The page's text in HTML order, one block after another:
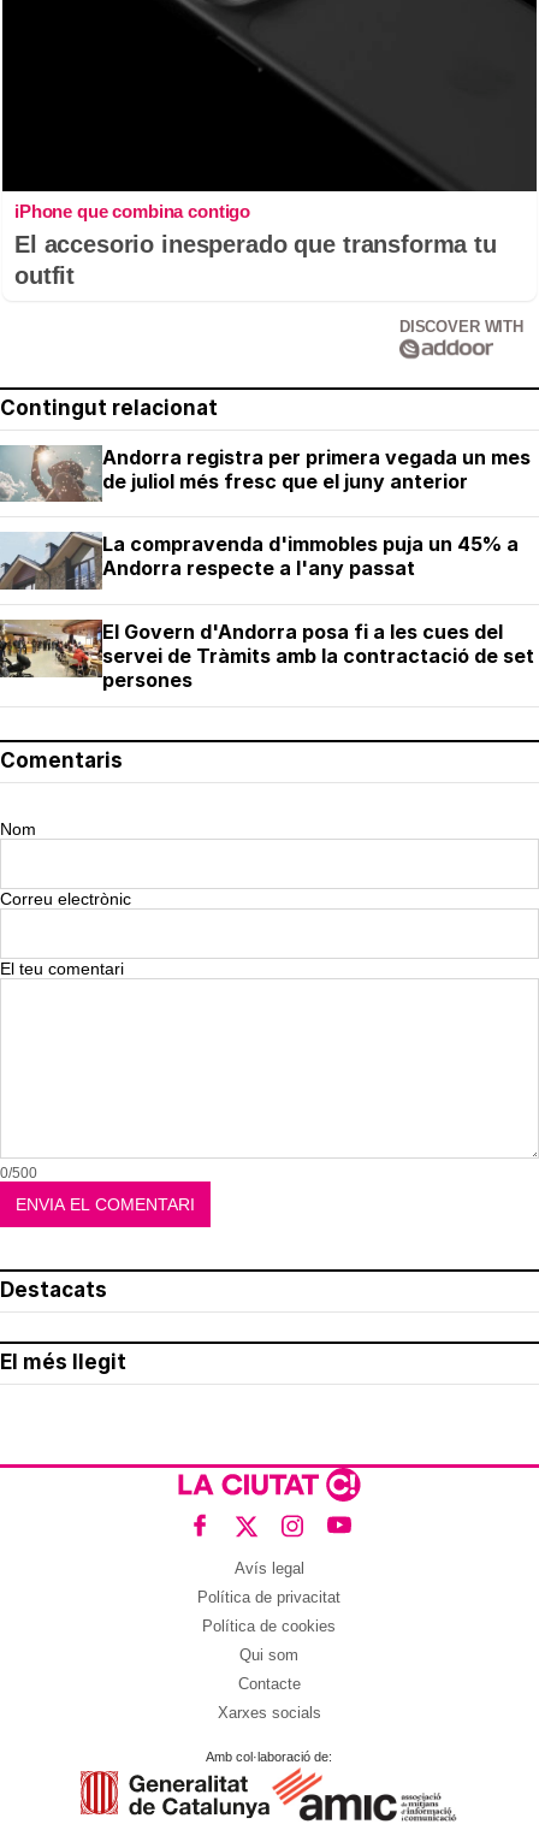
iPhone que combina contigo
El accesorio inesperado que transforma tu
outfit
DISCOVER WITH
Contingut relacionat
Andorra registra per primera vegada un mes
de juliol més fresc que el juny anterior
La compravenda d'immobles puja un 45% a
Andorra respecte a l'any passat
El Govern d'Andorra posa fi a les cues del
servei de Tràmits amb la contractació de set
persones
Comentaris
Nom
Correu electrònic
El teu comentari
0/500
Destacats
El més llegit
Avís legal
Política de privacitat
Política de cookies
Qui som
Contacte
Xarxes socials
Amb col·laboració de: